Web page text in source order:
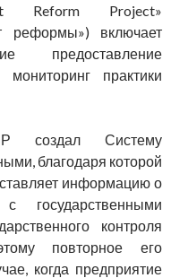
Project»
реформы») включает
предоставление
практики
создал Систему
благодаря которой
информацию о
контроля
повторное его
когда предприятие